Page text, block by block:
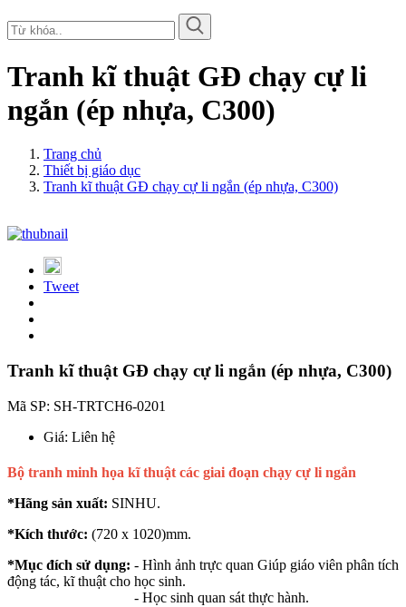
Tranh kĩ thuật GĐ chạy cự li
ngắn (ép nhựa, C300)
Trang chủ
Thiết bị giáo dục
Tranh kĩ thuật GĐ chạy cự li ngắn (ép nhựa, C300)
Tweet
Tranh kĩ thuật GĐ chạy cự li ngắn (ép nhựa, C300)
Mã SP: SH-TRTCH6-0201
Giá: Liên hệ
Bộ tranh minh họa kĩ thuật các giai đoạn chạy cự li ngắn
*Hãng sản xuất: SINHU.
*Kích thước: (720 x 1020)mm.
*Mục đích sử dụng: - Hình ảnh trực quan Giúp giáo viên phân tích
động tác, kĩ thuật cho học sinh.
- Học sinh quan sát thực hành.